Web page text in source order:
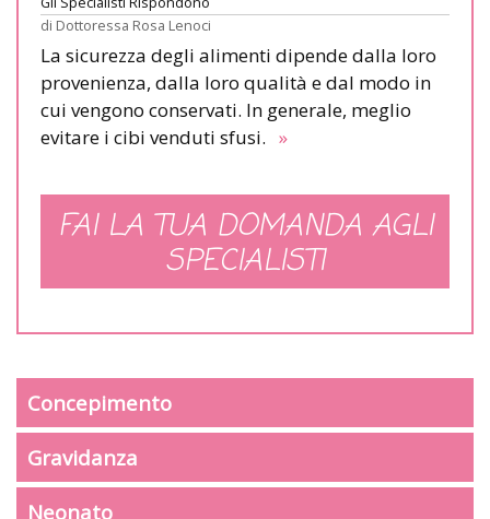
di Dottoressa Rosa Lenoci
La sicurezza degli alimenti dipende dalla loro
provenienza, dalla loro qualità e dal modo in
cui vengono conservati. In generale, meglio
evitare i cibi venduti sfusi. »
FAI LA TUA DOMANDA AGLI
SPECIALISTI
Concepimento
Gravidanza
Neonato